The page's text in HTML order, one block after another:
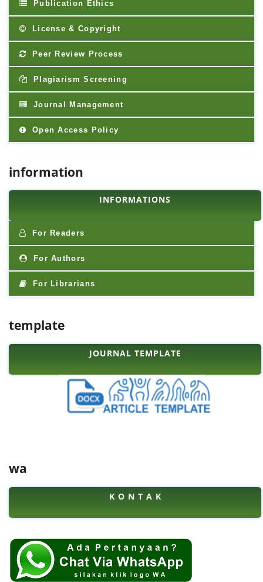
Publication Ethics
License & Copyright
Peer Review Process
Plagiarism Screening
Journal Management
Open Access Policy
information
INFORMATIONS
For Readers
For Authors
For Librarians
template
JOURNAL TEMPLATE
wa
K O N T A K